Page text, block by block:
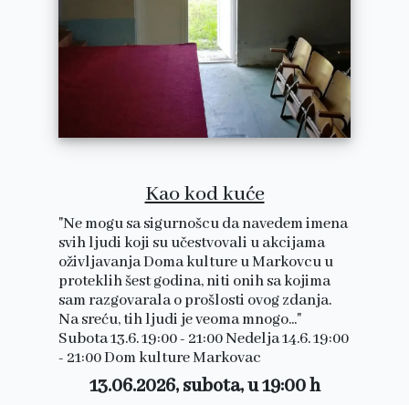
Kao kod kuće
"Ne mogu sa sigurnošcu da navedem imena
svih ljudi koji su učestvovali u akcijama
oživljavanja Doma kulture u Markovcu u
proteklih šest godina, niti onih sa kojima
sam razgovarala o prošlosti ovog zdanja.
Na sreću, tih ljudi je veoma mnogo..."
Subota 13.6. 19:00 - 21:00 Nedelja 14.6. 19:00
- 21:00 Dom kulture Markovac
13.06.2026, subota, u 19:00 h